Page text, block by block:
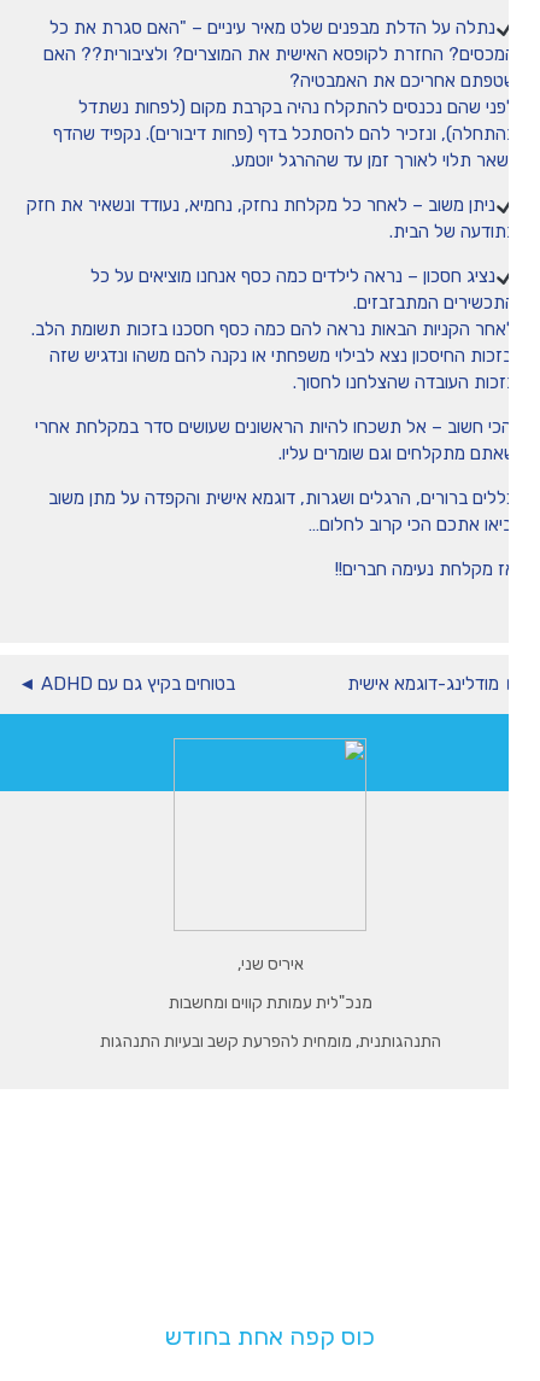
איריס שני,
מנכ"לית עמותת קווים ומחשבות
התנהגותנית, מומחית להפרעת קשב ובעיות התנהגות
כוס קפה אחת בחודש
נתלה על הדלת מבפנים שלט מאיר עיניים – "האם סגרת את כל
החזרת לקופסא האישית את המוצרים? ולציבורית?? האם
אחריכם את האמבטיה?
שהם נכנסים להתקלח נהיה בקרבת מקום (לפחות נשתדל
ונזכיר להם להסתכל בדף (פחות דיבורים). נקפיד שהדף
תלוי לאורך זמן עד שההרגל יוטמע.
ניתן משוב – לאחר כל מקלחת נחזק, נחמיא, נעודד ונשאיר את חזק
של הבית.
נציג חסכון – נראה לילדים כמה כסף אנחנו מוציאים על כל
המתבזבזים.
הקניות הבאות נראה להם כמה כסף חסכנו בזכות תשומת הלב.
החיסכון נצא לבילוי משפחתי או נקנה להם משהו ונדגיש שזה
העובדה שהצלחנו לחסוך.
חשוב – אל תשכחו להיות הראשונים שעושים סדר במקלחת אחרי
מתקלחים וגם שומרים עליו.
ברורים, הרגלים ושגרות, דוגמא אישית והקפדה על מתן משוב
אתכם הכי קרוב לחלום…
מקלחת נעימה חברים!!
דוגמא אישית בטוחים בקיץ גם עם ADHD ◄